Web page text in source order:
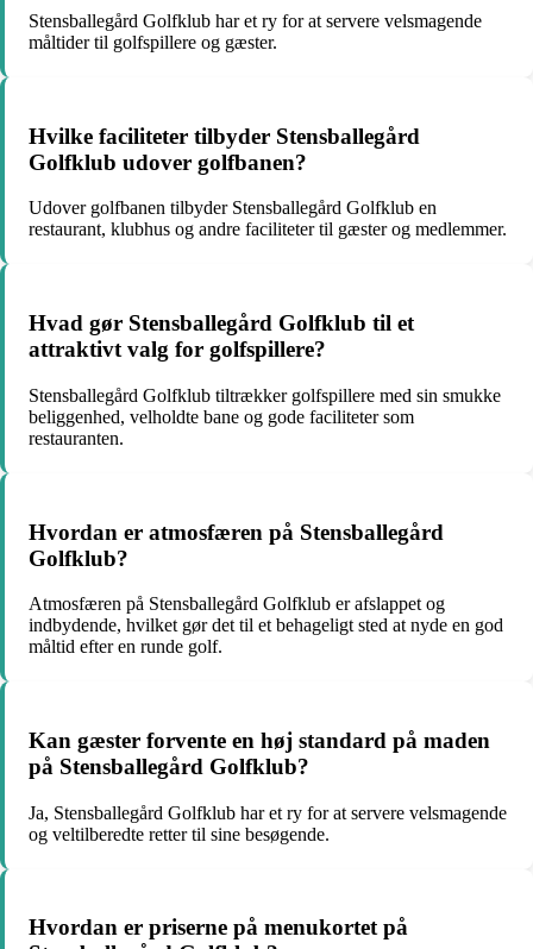
Stensballegård Golfklub har et ry for at servere velsmagende
måltider til golfspillere og gæster.
Hvilke faciliteter tilbyder Stensballegård
Golfklub udover golfbanen?
Udover golfbanen tilbyder Stensballegård Golfklub en
restaurant, klubhus og andre faciliteter til gæster og medlemmer.
Hvad gør Stensballegård Golfklub til et
attraktivt valg for golfspillere?
Stensballegård Golfklub tiltrækker golfspillere med sin smukke
beliggenhed, velholdte bane og gode faciliteter som
restauranten.
Hvordan er atmosfæren på Stensballegård
Golfklub?
Atmosfæren på Stensballegård Golfklub er afslappet og
indbydende, hvilket gør det til et behageligt sted at nyde en god
måltid efter en runde golf.
Kan gæster forvente en høj standard på maden
på Stensballegård Golfklub?
Ja, Stensballegård Golfklub har et ry for at servere velsmagende
og veltilberedte retter til sine besøgende.
Hvordan er priserne på menukortet på